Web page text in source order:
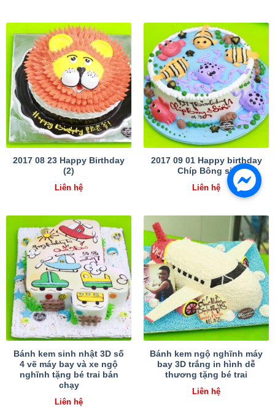
2017 08 23 Happy Birthday
(2)
Liên hệ
2017 09 01 Happy birthday
Chíp Bông sir
Liên hệ
Bánh kem sinh nhật 3D số
4 vẽ máy bay và xe ngộ
nghĩnh tặng bé trai bán
chạy
Liên hệ
Bánh kem ngộ nghĩnh máy
bay 3D trắng in hình dễ
thương tặng bé trai
Liên hệ